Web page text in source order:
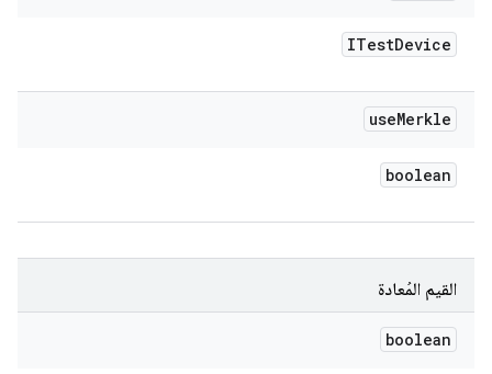
ITestDevice
useMerkle
boolean
القيم المُعادة
boolean